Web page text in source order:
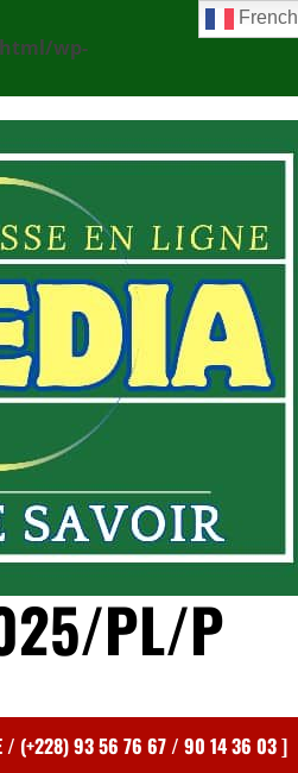
wp-
PL/P
/ (+228) 93 56 76 67 / 90 14 36 03 ]
French